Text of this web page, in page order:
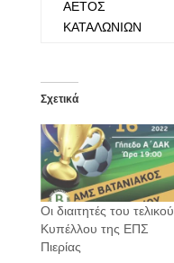
ΑΕΤΟΣ
ΚΑΤΑΛΩΝΙΩΝ
Σχετικά
Οι διαιτητές του τελικού
Κυπέλλου της ΕΠΣ
Πιερίας